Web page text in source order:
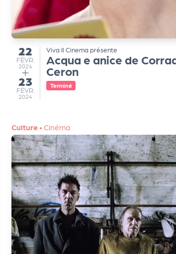
du
22
FÉVRIER
FÉVR.
2024
au
23
FÉVRIER
FÉVR.
2024
Viva Il Cinema présente
Acqua e anice de
Ceron
Terminé
Culture • Cinéma